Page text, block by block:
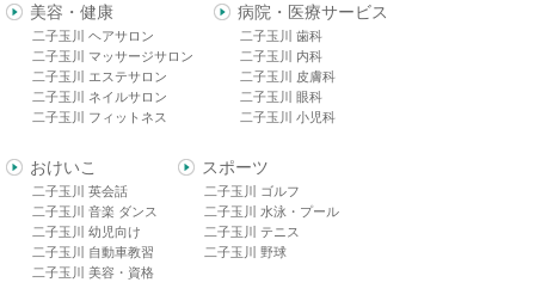
美容・健康
二子玉川 ヘアサロン
二子玉川 マッサージサロン
二子玉川 エステサロン
二子玉川 ネイルサロン
二子玉川 フィットネス
病院・医療サービス
二子玉川 歯科
二子玉川 内科
二子玉川 皮膚科
二子玉川 眼科
二子玉川 小児科
おけいこ
二子玉川 英会話
二子玉川 音楽 ダンス
二子玉川 幼児向け
二子玉川 自動車教習
二子玉川 美容・資格
スポーツ
二子玉川 ゴルフ
二子玉川 水泳・プール
二子玉川 テニス
二子玉川 野球